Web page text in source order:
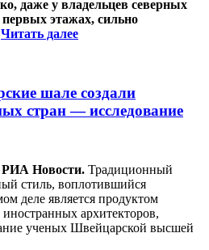
даже у владельцев северных
этажах, сильно
Читать далее
шале создали
стран — исследование
Новости. Традиционный
стиль, воплотившийся
деле является продуктом
иностранных архитекторов,
ученых Швейцарской высшей